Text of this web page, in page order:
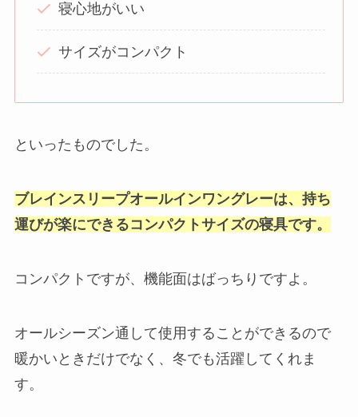
寝心地がいい
サイズがコンパクト
といったものでした。
ブレインスリープオールインワングレーは、持ち
運びが楽にできるコンパクトサイズの寝具です。
コンパクトですが、機能面はばっちりですよ。
オールシーズン通して使用することができるので
暖かいときだけでなく、冬でも活躍してくれま
す。